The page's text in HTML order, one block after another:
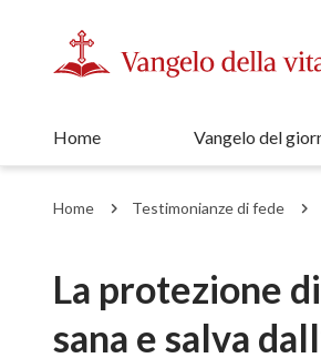
Home Vangelo del
Home Testimonianze di fede
La protezione
sana e salva